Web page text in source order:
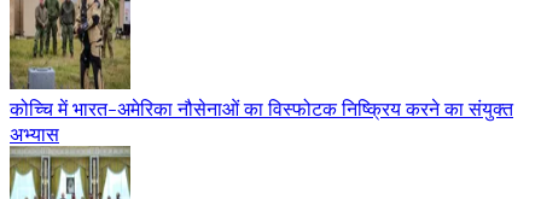
कोच्चि में भारत-अमेरिका नौसेनाओं का विस्फोटक निष्क्रिय करने का संयुक्त
अभ्यास